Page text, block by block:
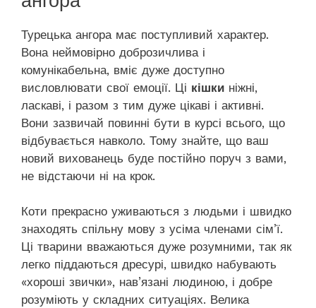
Турецька ангора має поступливий характер.
Вона неймовірно доброзичлива і
комунікабельна, вміє дуже доступно
висловлювати свої емоції. Ці кішки ніжні,
ласкаві, і разом з тим дуже цікаві і активні.
Вони зазвичай повинні бути в курсі всього, що
відбувається навколо. Тому знайте, що ваш
новий вихованець буде постійно поруч з вами,
не відстаючи ні на крок.
Коти прекрасно уживаються з людьми і швидко
знаходять спільну мову з усіма членами сім’ї.
Ці тварини вважаються дуже розумними, так як
легко піддаються дресурі, швидко набувають
«хороші звички», нав’язані людиною, і добре
розуміють у складних ситуаціях. Велика